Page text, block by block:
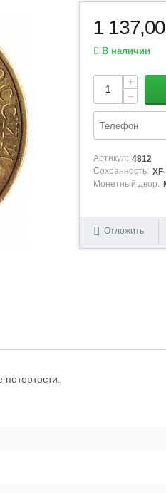
1 137,00
В наличии
+
−
Артикул: 4812
Сохранность:
Монетный двор:
Отложить